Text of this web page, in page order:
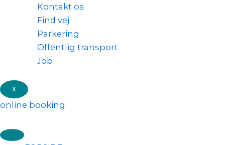
Kontakt os
Find vej
Parkering
Offentlig transport
Job
X
online booking